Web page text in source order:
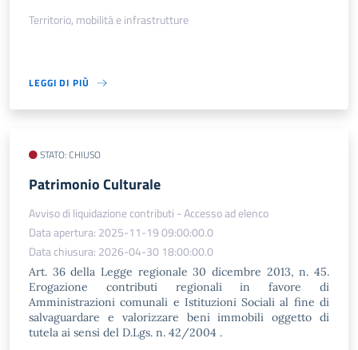
Territorio, mobilità e infrastrutture
LEGGI DI PIÙ
STATO: CHIUSO
Patrimonio Culturale
Avviso di liquidazione contributi - Accesso ad elenco
Data apertura: 2025-11-19 09:00:00.0
Data chiusura: 2026-04-30 18:00:00.0
Art. 36 della Legge regionale 30 dicembre 2013, n. 45.
Erogazione contributi regionali in favore di
Amministrazioni comunali e Istituzioni Sociali al fine di
salvaguardare e valorizzare beni immobili oggetto di
tutela ai sensi del D.Lgs. n. 42/2004 .